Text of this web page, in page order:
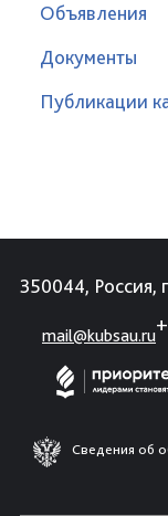
Объявления
Документы
Публикации
350044, Россия,
mail@kubsau.ru
Сведения об